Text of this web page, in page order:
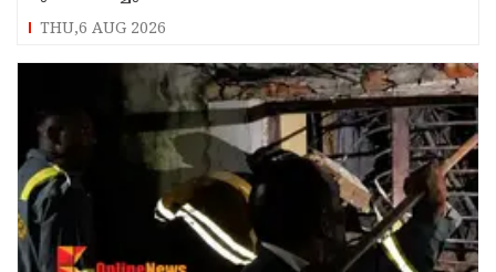
THU,6 AUG 2026